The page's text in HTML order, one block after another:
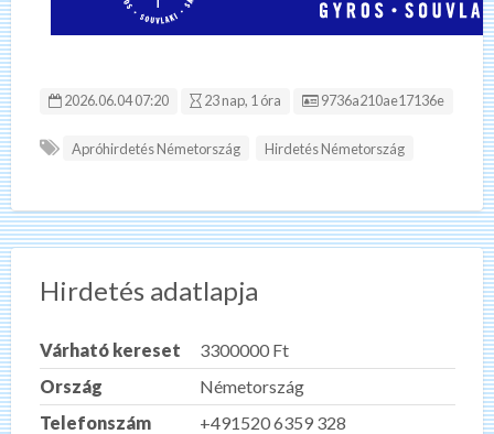
2026.06.04 07:20 23 nap, 1 óra Hirdetés ID:
9736a210ae17136e
Apróhirdetés Németország Hirdetés Németország
Hirdetés adatlapja
Várható kereset
3300000 Ft
Ország
Németország
Telefonszám
+491520 6359 328